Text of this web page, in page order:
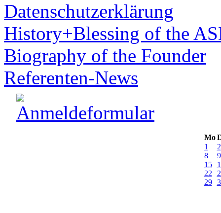
Datenschutzerklärung
History+Blessing of the
Biography of the Founder
Referenten-News
Mo
1
2
8
9
15
22
29